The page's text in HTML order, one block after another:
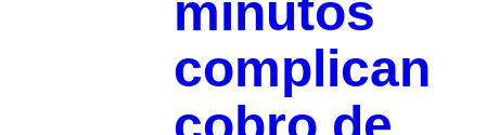
minutos
complican